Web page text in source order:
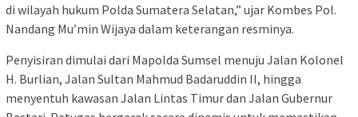
di wilayah hukum Polda Sumatera Selatan,” ujar Kombes Pol.
Nandang Mu’min Wijaya dalam keterangan resminya.
Penyisiran dimulai dari Mapolda Sumsel menuju Jalan Kolonel
H. Burlian, Jalan Sultan Mahmud Badaruddin II, hingga
menyentuh kawasan Jalan Lintas Timur dan Jalan Gubernur